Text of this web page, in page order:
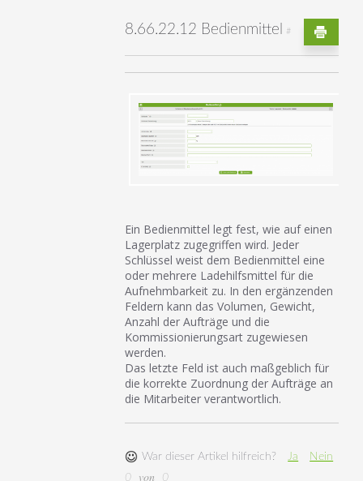
8.66.22.12 Bedienmittel #
Ein Bedienmittel legt fest, wie auf einen
Lagerplatz zugegriffen wird. Jeder
Schlüssel weist dem Bedienmittel eine
oder mehrere Ladehilfsmittel für die
Aufnehmbarkeit zu. In den ergänzenden
Feldern kann das Volumen, Gewicht,
Anzahl der Aufträge und die
Kommissionierungsart zugewiesen
werden.
Das letzte Feld ist auch maßgeblich für
die korrekte Zuordnung der Aufträge an
die Mitarbeiter verantwortlich.
War dieser Artikel hilfreich? Ja
Nein
0
von 0